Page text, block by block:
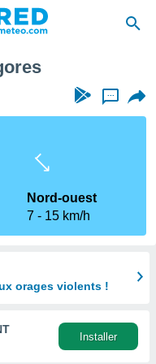
...
Nord-ouest
7
15 km/h
orages violents !
Installer